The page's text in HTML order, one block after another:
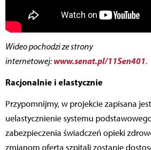
Wideo pochodzi ze strony
internetowej:www.senat.pl/11Sen401.
Racjonalnie i elastycznie
Przypomnijmy, w projekcie zapisana
uelastycznienie systemu
zabezpieczenia świadczeń opieki
zmianom oferta szpitali zostanie